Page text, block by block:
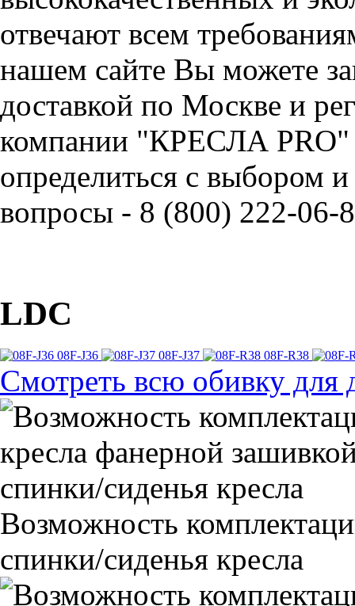
отвечают всем
нашем сайте Вы можете
доставкой по Москве и
компании "КРЕСЛА PRO"
определиться с выбором
вопросы - 8 (800) 222-06-
LDC
08F-J36 08F-J37 08F-R38
Смотреть всю обивку для
Возможность
спинки/сиденья кресла